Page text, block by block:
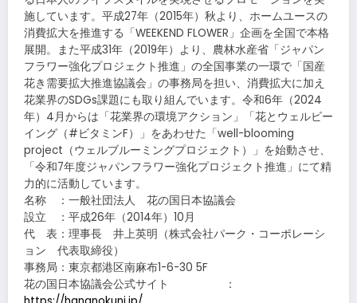
施しています。平成27年（2015年）秋より、ホームユースの
消費拡大を推進する「WEEKEND FLOWER」企画を全国で本格
展開。また平成31年（2019年）より、農林水産省「ジャパン
フラワー強化プロジェクト推進」の全国事業の一環で「国産
花き需要拡大推進協議会」の事務局を担い、消費拡大に加え
花業界のSDGs課題にも取り組んでいます。令和6年（2024
年）4月からは「花業界の環境アクション」「花とウェルビー
イング（#ビタミンF）」をあわせた「well-blooming
project（ウェルブルーミングプロジェクト）」を始動させ、
「令和7年度ジャパンフラワー強化プロジェクト推進」にて精
力的に活動しています。
名称 ：一般社団法人 花の国日本協議会
設立 ：平成26年（2014年）10月
代 表：理事長 井上英明（株式会社パーク・コーポレーシ
ョン 代表取締役）
事務局：東京都港区南麻布1-6-30 5F
花の国日本協議会公式サイト ：